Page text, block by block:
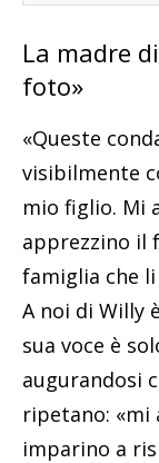
La madre
foto»
«Queste
visibilmente
mio figlio. Mi
apprezzino il
famiglia che
A noi di Willy
sua voce è
augurandosi
ripetano: «mi
imparino a